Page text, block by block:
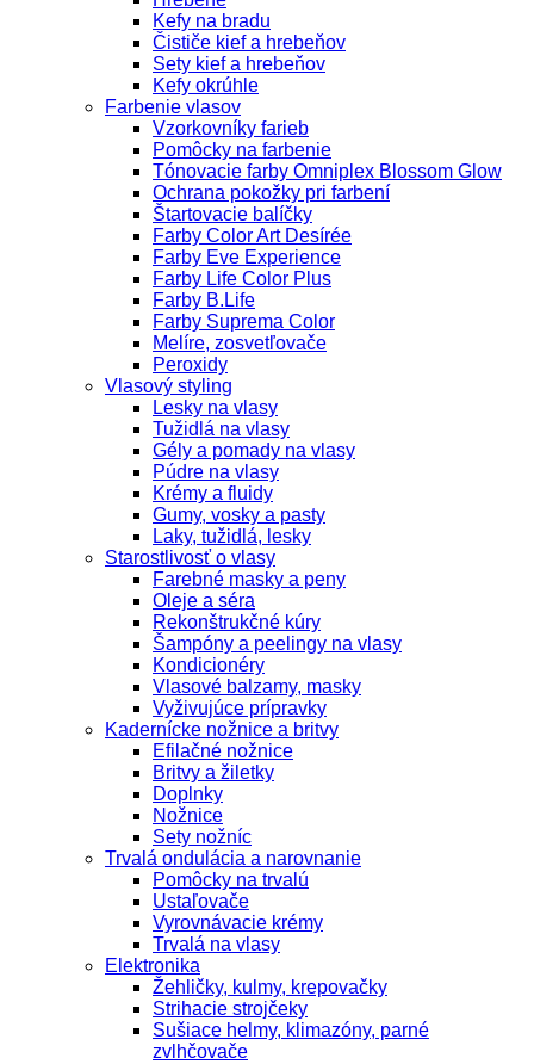
Kefy na bradu
Čističe kief a hrebeňov
Sety kief a hrebeňov
Kefy okrúhle
Farbenie vlasov
Vzorkovníky farieb
Pomôcky na farbenie
Tónovacie farby Omniplex Blossom Glow
Ochrana pokožky pri farbení
Štartovacie balíčky
Farby Color Art Desírée
Farby Eve Experience
Farby Life Color Plus
Farby B.Life
Farby Suprema Color
Melíre, zosvetľovače
Peroxidy
Vlasový styling
Lesky na vlasy
Tužidlá na vlasy
Gély a pomady na vlasy
Púdre na vlasy
Krémy a fluidy
Gumy, vosky a pasty
Laky, tužidlá, lesky
Starostlivosť o vlasy
Farebné masky a peny
Oleje a séra
Rekonštrukčné kúry
Šampóny a peelingy na vlasy
Kondicionéry
Vlasové balzamy, masky
Vyživujúce prípravky
Kadernícke nožnice a britvy
Efilačné nožnice
Britvy a žiletky
Doplnky
Nožnice
Sety nožníc
Trvalá ondulácia a narovnanie
Pomôcky na trvalú
Ustaľovače
Vyrovnávacie krémy
Trvalá na vlasy
Elektronika
Žehličky, kulmy, krepovačky
Strihacie strojčeky
Sušiace helmy, klimazóny, parné
zvlhčovače